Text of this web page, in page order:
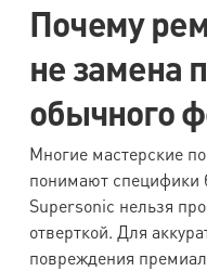
Почему
не замена
обычного
Многие мастерские
понимают специфики
Supersonic нельзя
отверткой. Для
повреждения